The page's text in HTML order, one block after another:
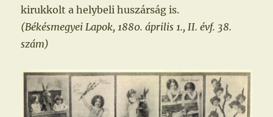
kirukkolt a helybeli huszárság is.
(Békésmegyei Lapok, 1880. április 1., II. évf. 38.
szám)